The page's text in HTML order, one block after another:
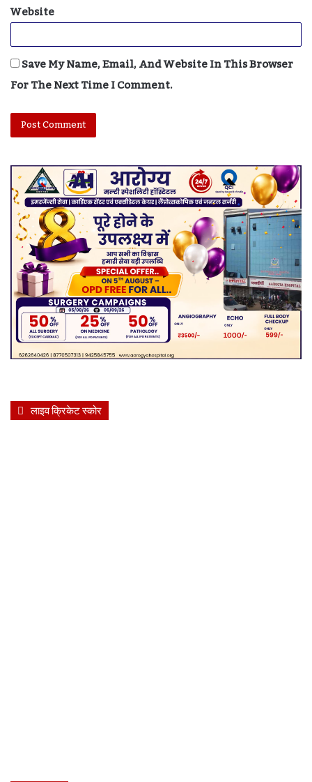
Website
Save My Name, Email, And Website In This Browser
For The Next Time I Comment.
लाइव क्रिकेट स्कोर